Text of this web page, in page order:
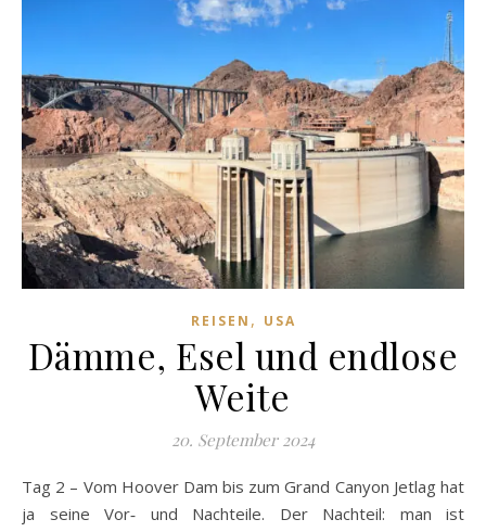
REISEN , USA
Dämme, Esel und endlose
Weite
20. September 2024
Tag 2 – Vom Hoover Dam bis zum Grand Canyon Jetlag hat
ja seine Vor‑ und Nachteile. Der Nachteil: man ist